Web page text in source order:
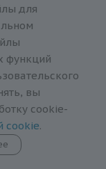
ассортимента
вы можете
брендов.
и несколько
до курьерской
Брест и
для
функций
вы
cookie-
cookie.